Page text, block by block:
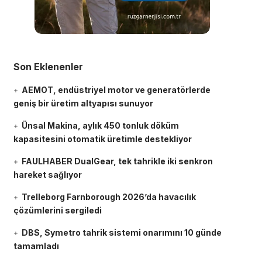
Son Eklenenler
AEMOT, endüstriyel motor ve generatörlerde
geniş bir üretim altyapısı sunuyor
Ünsal Makina, aylık 450 tonluk döküm
kapasitesini otomatik üretimle destekliyor
FAULHABER DualGear, tek tahrikle iki senkron
hareket sağlıyor
Trelleborg Farnborough 2026’da havacılık
çözümlerini sergiledi
DBS, Symetro tahrik sistemi onarımını 10 günde
tamamladı